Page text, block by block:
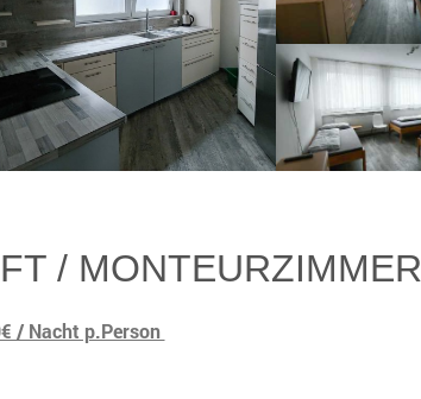
/ MONTEURZIMMER
/ Nacht p.Person